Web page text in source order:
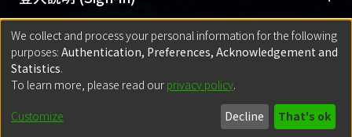
Please represent that the submission is your
original work, and that you have the right to
grant the rights to upload.
若欲上傳已出版的全文電子檔，可使用
policy finder
網站查詢，以確認出版單位之版權
政策。
使用手冊(Instruction Manual)
線上預約服務(Booking Service)
方案一：臺灣大學計算機中心帳號登入
(With C&INC Email Account)
方案二：ORCID帳號登入(With ORCID)
匯入著作 (Submission) +
方案一：定期更新ORCID者，以ID匯入
for identifier (ORCID))
方案二：
(Default mode Submission)
Built withDSpace-CRIS software
- Extension maintained and optimized
We collect and process your personal information for the following
purposes: Authentication, Preferences, Acknowledgement and
Statistics.
To learn more, please read our privacy policy.
Customize Decline That's ok